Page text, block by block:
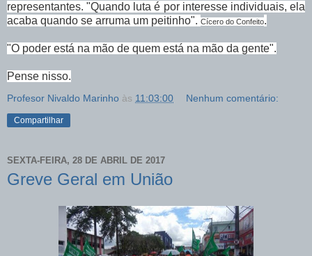
representantes. "Quando luta é por interesse individuais, ela
acaba quando se arruma um peitinho". Cícero do Confeito.
"O poder está na mão de quem está na mão da gente".
Pense nisso.
Profesor Nivaldo Marinho às 11:03:00 Nenhum comentário:
Compartilhar
SEXTA-FEIRA, 28 DE ABRIL DE 2017
Greve Geral em União